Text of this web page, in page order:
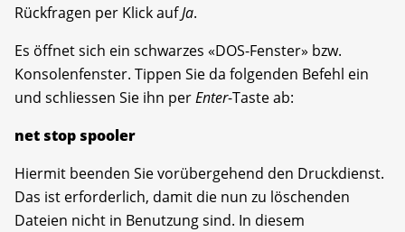
Rückfragen per Klick aufJa.
Es öffnet sich ein schwarzes «DOS-Fenster» bzw.
Konsolenfenster. Tippen Sie da folgenden Befehl ein
und schliessen Sie ihn perEnter-Taste ab:
net stop spooler
Hiermit beenden Sie vorübergehend den Druckdienst.
Das ist erforderlich, damit die nun zu löschenden
Dateien nicht in Benutzung sind. In diesem